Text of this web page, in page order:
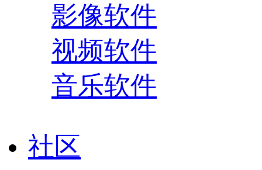
影像软件
视频软件
音乐软件
社区